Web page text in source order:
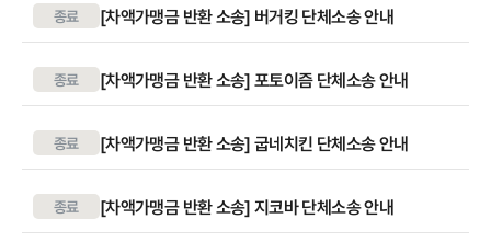
종료 [차액가맹금 반환 소송] 버거킹 단체소송 안내
종료 [차액가맹금 반환 소송] 포토이즘 단체소송 안내
종료 [차액가맹금 반환 소송] 굽네치킨 단체소송 안내
종료 [차액가맹금 반환 소송] 지코바 단체소송 안내